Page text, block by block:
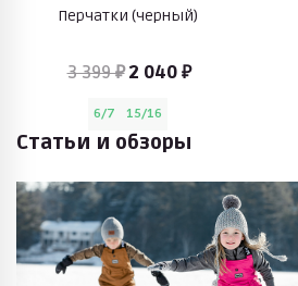
Перчатки (черный)
3 399 ₽ 2 040 ₽
6/7 15/16
Статьи и обзоры